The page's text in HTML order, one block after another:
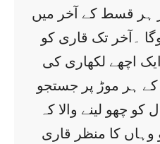
ہر قسط کے آخر میں
۔آخر تک قاری کو
اچھے لکھاری کی
ہر موڑ پر جستجو
کو چھو لینے والا کہ
کا منظر قاری